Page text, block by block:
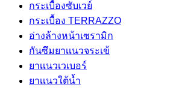
กระเบื้องซับเวย์
กระเบื้อง TERRAZZO
อ่างล้างหน้าเซรามิก
กันซึมยาเเนวจระเข้
ยาเเนวเวเบอร์
ยาเเนวใต้นํ้า